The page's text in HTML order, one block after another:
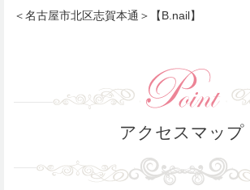
＜名古屋市北区志賀本通＞【B.nail】
アクセスマップ